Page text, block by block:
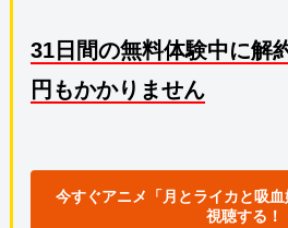
31日間の無料体験中に解
円もかかりません
今すぐアニメ「月とライカと吸
視聴する！